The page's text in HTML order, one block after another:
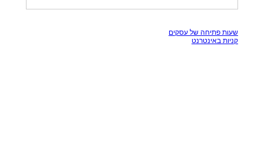
שעות פתיחה של עסקים
קניות באינטרנט